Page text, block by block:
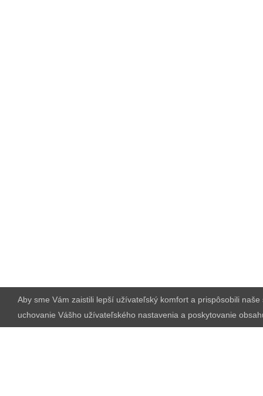
Aby sme Vám zaistili lepší užívateľský komfort a prispôsobili
uchovanie Vášho užívateľského nastavenia a poskytovanie